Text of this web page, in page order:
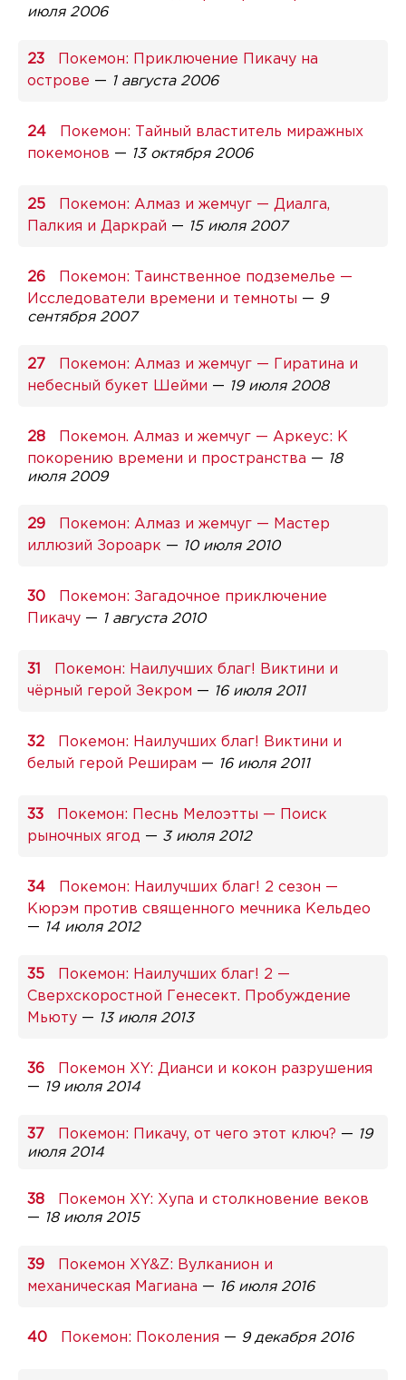
июля 2006
Покемон: Приключение Пикачу на
острове — 1 августа 2006
Покемон: Тайный властитель миражных
покемонов — 13 октября 2006
Покемон: Алмаз и жемчуг — Диалга,
Палкия и Даркрай — 15 июля 2007
Покемон: Таинственное подземелье —
Исследователи времени и темноты — 9
сентября 2007
Покемон: Алмаз и жемчуг — Гиратина и
небесный букет Шейми — 19 июля 2008
Покемон. Алмаз и жемчуг — Аркеус: К
покорению времени и пространства — 18
июля 2009
Покемон: Алмаз и жемчуг — Мастер
иллюзий Зороарк — 10 июля 2010
Покемон: Загадочное приключение
Пикачу — 1 августа 2010
Покемон: Наилучших благ! Виктини и
чёрный герой Зекром — 16 июля 2011
Покемон: Наилучших благ! Виктини и
белый герой Реширам — 16 июля 2011
Покемон: Песнь Мелоэтты — Поиск
рыночных ягод — 3 июля 2012
Покемон: Наилучших благ! 2 сезон —
Кюрэм против священного мечника Кельдео
— 14 июля 2012
Покемон: Наилучших благ! 2 —
Сверхскоростной Генесект. Пробуждение
Мьюту — 13 июля 2013
Покемон XY: Дианси и кокон разрушения
— 19 июля 2014
Покемон: Пикачу, от чего этот ключ? — 19
июля 2014
Покемон XY: Хупа и столкновение веков
— 18 июля 2015
Покемон XY&Z: Вулканион и
механическая Магиана — 16 июля 2016
Покемон: Поколения — 9 декабря 2016